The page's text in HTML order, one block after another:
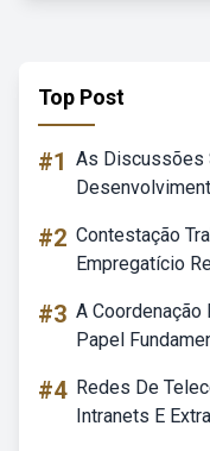
Top Post
#1 As Discussões
#2 Contestação
Empregatício
#3 A Coordenação
Papel
#4 Redes De
Intranets E